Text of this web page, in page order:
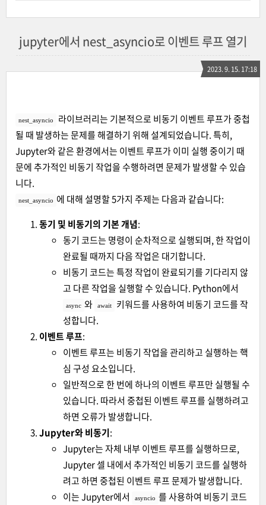
jupyter에서 nest_asyncio로 이벤트 루프 열기
2023. 9. 15. 17:18
nest_asyncio
라이브러리는 기본적으로 비동기 이벤트 루프가 중첩
될 때 발생하는 문제를 해결하기 위해 설계되었습니다. 특히,
Jupyter와 같은 환경에서는 이벤트 루프가 이미 실행 중이기 때
문에 추가적인 비동기 작업을 수행하려면 문제가 발생할 수 있습
니다.
nest_asyncio 에 대해 설명할 5가지 주제는 다음과 같습니다:
동기 및 비동기의 기본 개념:
동기 코드는 명령이 순차적으로 실행되며, 한 작업이
완료될 때까지 다음 작업은 대기합니다.
비동기 코드는 특정 작업이 완료되기를 기다리지 않
고 다른 작업을 실행할 수 있습니다. Python에서
async 와 await
키워드를 사용하여 비동기 코드를 작
성합니다.
이벤트 루프:
이벤트 루프는 비동기 작업을 관리하고 실행하는 핵
심 구성 요소입니다.
일반적으로 한 번에 하나의 이벤트 루프만 실행될 수
있습니다. 따라서 중첩된 이벤트 루프를 실행하려고
하면 오류가 발생합니다.
Jupyter와 비동기:
Jupyter는 자체 내부 이벤트 루프를 실행하므로,
Jupyter 셀 내에서 추가적인 비동기 코드를 실행하
려고 하면 중첩된 이벤트 루프 문제가 발생합니다.
이는 Jupyter에서
asyncio 를 사용하여 비동기 코드